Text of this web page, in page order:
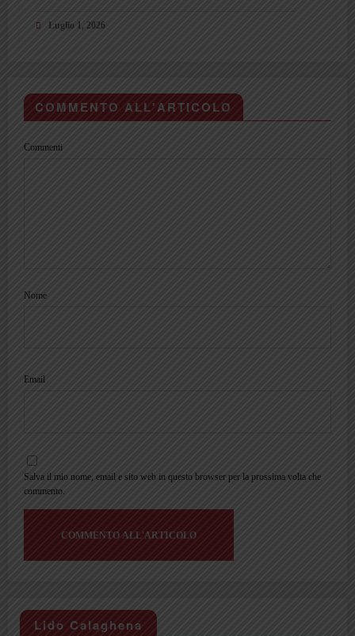
Luglio 1, 2026
COMMENTO ALL'ARTICOLO
Commenti
Nome
Email
Salva il mio nome, email e sito web in questo browser per la prossima volta che
commento.
Lido Calaghena